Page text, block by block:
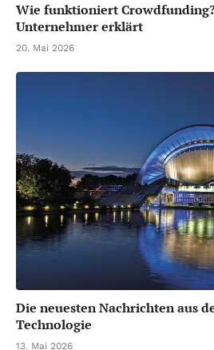
Wie funktioniert
Unternehmer erklärt
20. Mai 2026
Die neuesten Nachrichten aus
Technologie
13. Mai 2026